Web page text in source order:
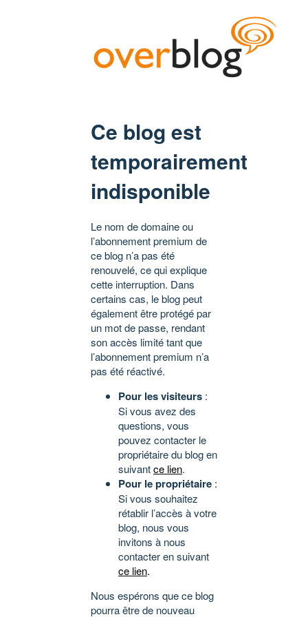
Ce blog est
temporairement
indisponible
Le nom de domaine ou
l’abonnement premium de
ce blog n’a pas été
renouvelé, ce qui explique
cette interruption. Dans
certains cas, le blog peut
également être protégé par
un mot de passe, rendant
son accès limité tant que
l’abonnement premium n’a
pas été réactivé.
Pour les visiteurs :
Si vous avez des
questions, vous
pouvez contacter le
propriétaire du blog en
suivantce lien.
Pour le propriétaire :
Si vous souhaitez
rétablir l’accès à votre
blog, nous vous
invitons à nous
contacter en suivant
ce lien.
Nous espérons que ce blog
pourra être de nouveau